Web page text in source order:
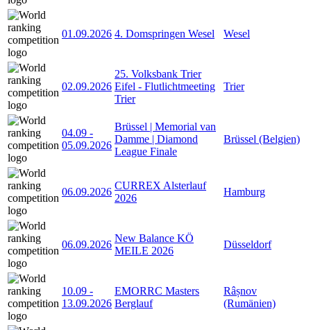
01.09.2026 4. Domspringen Wesel Wesel
02.09.2026
25. Volksbank Trier
Eifel - Flutlichtmeeting
Trier
Trier
04.09 -
05.09.2026
Brüssel | Memorial van
Damme | Diamond
League Finale
Brüssel (Belgien)
06.09.2026
CURREX Alsterlauf
2026
Hamburg
06.09.2026
New Balance KÖ
MEILE 2026
Düsseldorf
10.09 -
13.09.2026
EMORRC Masters
Berglauf
Râșnov
(Rumänien)